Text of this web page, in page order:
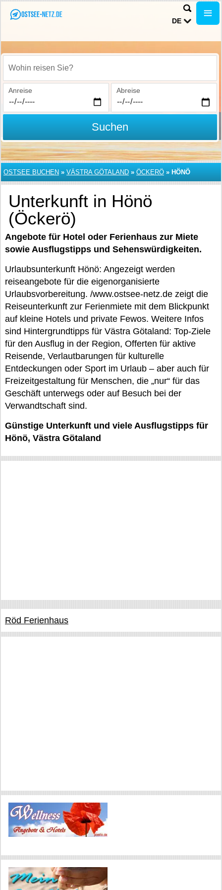
DE
Wohin reisen Sie?
Anreise Abreise
Suchen
OSTSEE BUCHEN » VÄSTRA GÖTALAND » ÖCKERÖ » HÖNÖ
Unterkunft in Hönö
(Öckerö)
Angebote für Hotel oder Ferienhaus zur Miete
sowie Ausflugstipps und Sehenswürdigkeiten.
Urlaubsunterkunft Hönö: Angezeigt werden
reiseangebote für die eigenorganisierte
Urlaubsvorbereitung. /www.ostsee-netz.de zeigt die
Reiseunterkunft zur Ferienmiete mit dem Blickpunkt
auf kleine Hotels und private Fewos. Weitere Infos
sind Hintergrundtipps für Västra Götaland: Top-Ziele
für den Ausflug in der Region, Offerten für aktive
Reisende, Verlautbarungen für kulturelle
Entdeckungen oder Sport im Urlaub – aber auch für
Freizeitgestaltung für Menschen, die „nur“ für das
Geschäft unterwegs oder auf Besuch bei der
Verwandtschaft sind.
Günstige Unterkunft und viele Ausflugstipps für
Hönö, Västra Götaland
Röd Ferienhaus